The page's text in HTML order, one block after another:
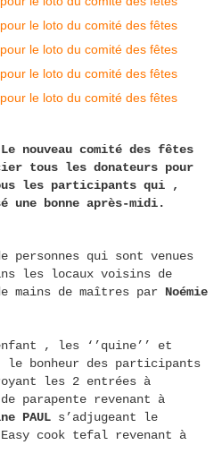
Le nouveau comité des fêtes
tous les donateurs pour
les participants qui ,
une bonne après-midi.
personnes qui sont venues
les locaux voisins de
mains de maîtres par Noémie
, les ‘’quine’’ et
bonheur des participants
les 2 entrées à
parapente revenant à
PAUL s’adjugeant le
cook tefal revenant à